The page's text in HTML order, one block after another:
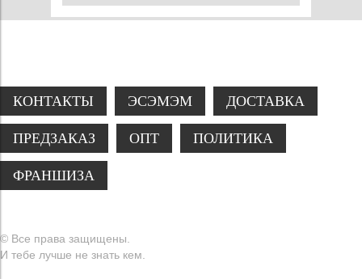
КОНТАКТЫ ЭСЭМЭМ ДОСТАВКА
ПРЕДЗАКАЗ ОПТ ПОЛИТИКА
ФРАНШИЗА
© Все права защищены.
И тебе лучше не знать кем.